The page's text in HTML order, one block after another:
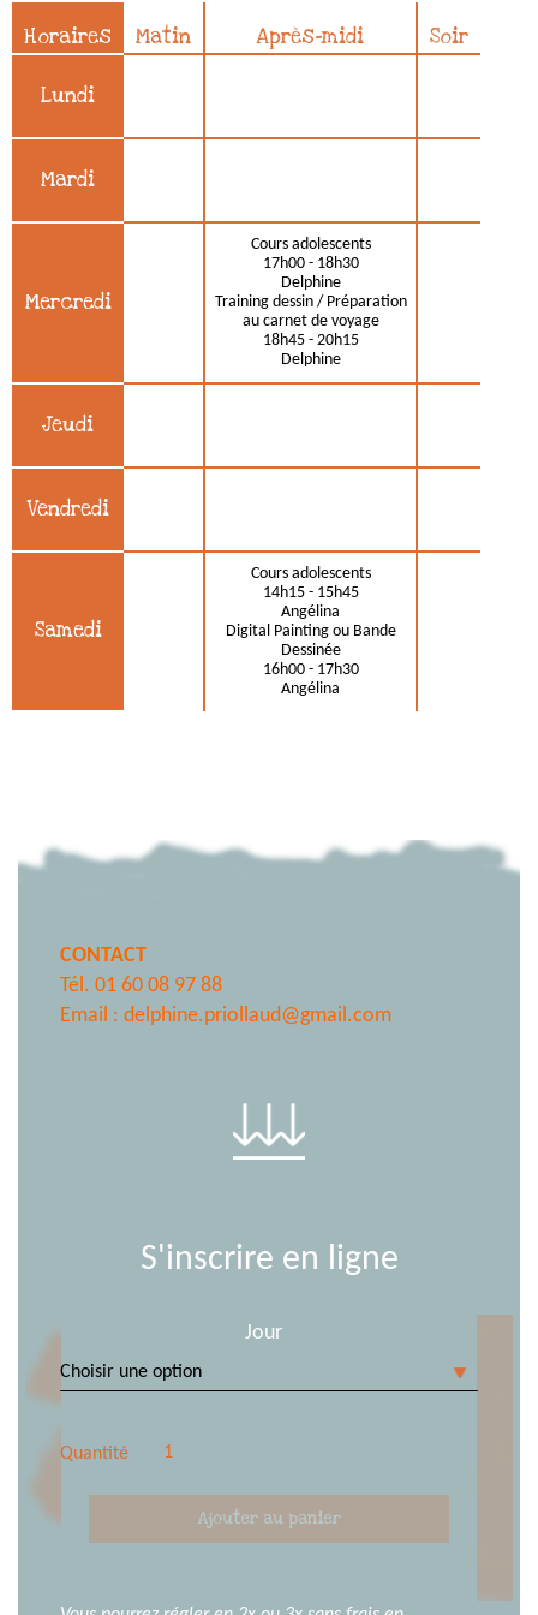
Horaires Matin Après-midi Soir
Lundi
Mardi
Mercredi
Cours adolescents
17h00 - 18h30
Delphine
Training dessin / Préparation
au carnet de voyage
18h45 - 20h15
Delphine
Jeudi
Vendredi
Samedi
Cours adolescents
14h15 - 15h45
Angélina
Digital Painting ou Bande
Dessinée
16h00 - 17h30
Angélina
CONTACT
Tél. 01 60 08 97 88
Email : delphine.priollaud@gmail.com
S'inscrire en ligne
Jour
Quantité
dessin
Ajouter au panier